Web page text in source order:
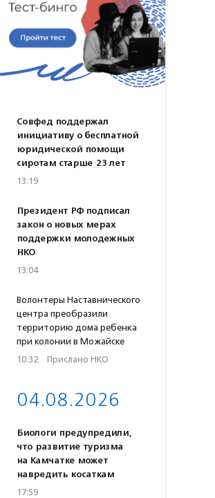
Совфед поддержал
инициативу о бесплатной
юридической помощи
сиротам старше 23 лет
13:19
Президент РФ подписал
закон о новых мерах
поддержки молодежных
НКО
13:04
Волонтеры Наставнического
центра преобразили
территорию дома ребенка
при колонии в Можайске
10:32 · Прислано НКО
04.08.2026
Биологи предупредили,
что развитие туризма
на Камчатке может
навредить косаткам
17:59